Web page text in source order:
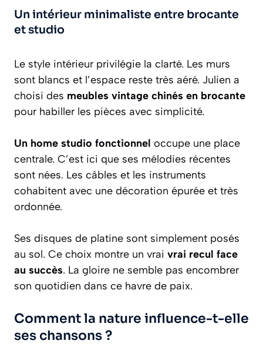
Un intérieur minimaliste entre brocante
et studio
Le style intérieur privilégie la clarté. Les murs
sont blancs et l’espace reste très aéré. Julien a
choisi des meubles vintage chinés en brocante
pour habiller les pièces avec simplicité.
Un home studio fonctionnel occupe une place
centrale. C’est ici que ses mélodies récentes
sont nées. Les câbles et les instruments
cohabitent avec une décoration épurée et très
ordonnée.
Ses disques de platine sont simplement posés
au sol. Ce choix montre un vrai vrai recul face
au succès. La gloire ne semble pas encombrer
son quotidien dans ce havre de paix.
Comment la nature influence-t-elle
ses chansons ?